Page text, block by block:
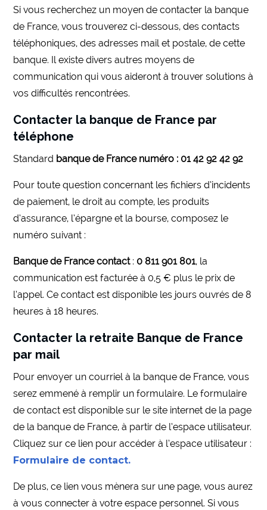
Si vous recherchez un moyen de contacter la banque
de France, vous trouverez ci-dessous, des contacts
téléphoniques, des adresses mail et postale, de cette
banque. Il existe divers autres moyens de
communication qui vous aideront à trouver solutions à
vos difficultés rencontrées.
Contacter la banque de France par
téléphone
Standard banque de France numéro : 01 42 92 42 92
Pour toute question concernant les fichiers d’incidents
de paiement, le droit au compte, les produits
d’assurance, l’épargne et la bourse, composez le
numéro suivant :
Banque de France contact: 0 811 901 801, la
communication est facturée à 0,5 € plus le prix de
l’appel. Ce contact est disponible les jours ouvrés de 8
heures à 18 heures.
Contacter la retraite Banque de France
par mail
Pour envoyer un courriel à la banque de France, vous
serez emmené à remplir un formulaire. Le formulaire
de contact est disponible sur le site internet de la page
de la banque de France, à partir de l’espace utilisateur.
Cliquez sur ce lien pour accéder à l’espace utilisateur :
Formulaire de contact.
De plus, ce lien vous mènera sur une page, vous aurez
à vous connecter à votre espace personnel. Si vous